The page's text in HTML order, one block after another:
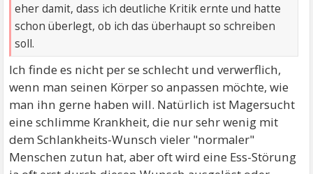
eher damit, dass ich deutliche Kritik ernte und hatte
schon überlegt, ob ich das überhaupt so schreiben
soll.
Ich finde es nicht per se schlecht und verwerflich,
wenn man seinen Körper so anpassen möchte, wie
man ihn gerne haben will. Natürlich ist Magersucht
eine schlimme Krankheit, die nur sehr wenig mit
dem Schlankheits-Wunsch vieler "normaler"
Menschen zutun hat, aber oft wird eine Ess-Störung